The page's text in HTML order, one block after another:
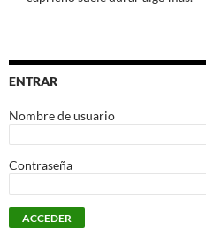
ENTRAR
Nombre de usuario
Contraseña